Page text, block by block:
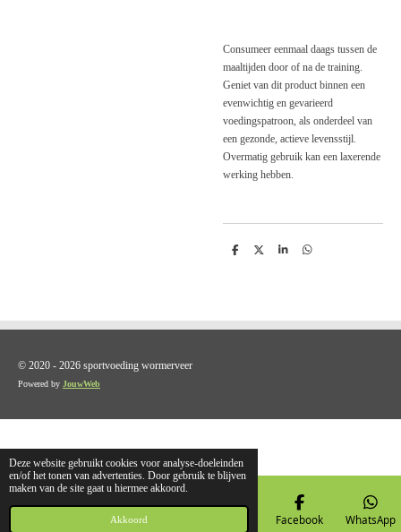
Deze website gebruikt cookies voor analyse-doeleinden
en/of het tonen van advertenties. Door gebruik te blijven
maken van de site gaat u hiermee akkoord.
Akkoord
Consumeer eenmaal daags tussen de
maaltijden door of na de training.
Geniet van dit product binnen een
evenwichtig en gevarieerd
voedingspatroon, als onderdeel van
een gezonde, actieve levensstijl.
Overmatig gebruik kan een laxerende
werking hebben.
D
D
S
D
© 2020 - 2026 sportvoeding wormerveer
Powered by JouwWeb
Telefoonnummer Facebook WhatsApp